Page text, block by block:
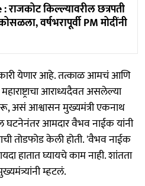
किल्ल्यावरील छत्रपती
वर्षभरापूर्वी PM मोदींनी
येणार आहे. तत्काळ आमचं आणि
आराध्यदैवत असलेल्या
असं आश्वासन मुख्यमंत्री एकनाथ
घटनेनंतर आमदार वैभव नाईक यांनी
तोडफोड केली होती. 'वैभव नाईक
हातात घ्यायचे काम नाही. शांतता
म्हटलं.